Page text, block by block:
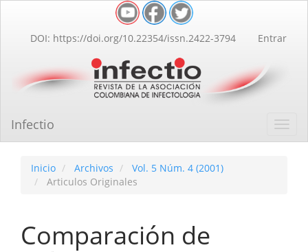
Contenido
principal
lateral
DOI: https://doi.org/10.22354/issn.2422-3794 Entrar
Infectio
Inicio Archivos
Vol. 5 Núm. 4 (2001)
Articulos Originales
Comparación de